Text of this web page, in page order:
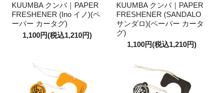
KUUMBA クンバ｜PAPER
FRESHENER (Ino イノ)(ペ
ーパー カータグ)
1,100円(税込1,210円)
KUUMBA クンバ｜PAPER
FRESHENER (SANDALO
サンダロ)(ペーパー カータ
グ)
1,100円(税込1,210円)